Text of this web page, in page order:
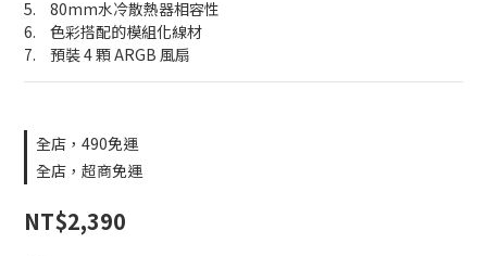
5.	80mm水冷散熱器相容性
6.	色彩搭配的模組化線材
7.	預裝 4 顆 ARGB 風扇
全店，490免運
全店，超商免運
NT$2,390